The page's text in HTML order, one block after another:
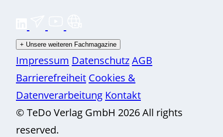
+ Unsere weiteren Fachmagazine
Impressum DatenschutzAGB
Barrierefreiheit Cookies &
Datenverarbeitung Kontakt
© TeDo Verlag GmbH 2026 All rights
reserved.